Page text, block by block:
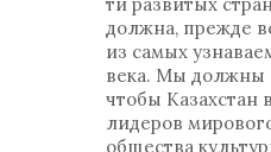
должна, прежде
из самых
века. Мы должны
чтобы Казахстан
лидеров
общества